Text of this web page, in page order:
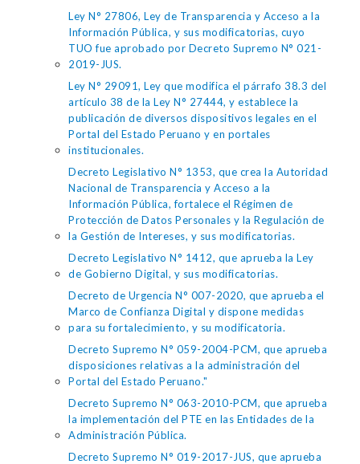
Ley N° 27806, Ley de Transparencia y Acceso a la
Información Pública, y sus modificatorias, cuyo
TUO fue aprobado por Decreto Supremo N° 021-
2019-JUS.
Ley N° 29091, Ley que modifica el párrafo 38.3 del
artículo 38 de la Ley N° 27444, y establece la
publicación de diversos dispositivos legales en el
Portal del Estado Peruano y en portales
institucionales.
Decreto Legislativo N° 1353, que crea la Autoridad
Nacional de Transparencia y Acceso a la
Información Pública, fortalece el Régimen de
Protección de Datos Personales y la Regulación de
la Gestión de Intereses, y sus modificatorias.
Decreto Legislativo N° 1412, que aprueba la Ley
de Gobierno Digital, y sus modificatorias.
Decreto de Urgencia N° 007-2020, que aprueba el
Marco de Confianza Digital y dispone medidas
para su fortalecimiento, y su modificatoria.
Decreto Supremo N° 059-2004-PCM, que aprueba
disposiciones relativas a la administración del
Portal del Estado Peruano."
Decreto Supremo N° 063-2010-PCM, que aprueba
la implementación del PTE en las Entidades de la
Administración Pública.
Decreto Supremo N° 019-2017-JUS, que aprueba